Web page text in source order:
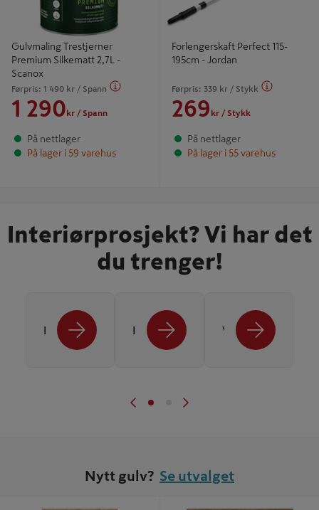
Gulvmaling Trestjerner
Premium Silkematt 2,7L -
Scanox
Førpris: 1 490 kr / Spann
1 290 kr / Spann
På nettlager
På lager i 59 varehus
Forlengerskaft Perfect 115-
195cm - Jordan
Førpris: 339 kr / Stykk
269 kr / Stykk
På nettlager
På lager i 55 varehus
Interiørprosjekt? Vi har det
du trenger!
Laminatgulv Veggplater
Nytt gulv? Se utvalget